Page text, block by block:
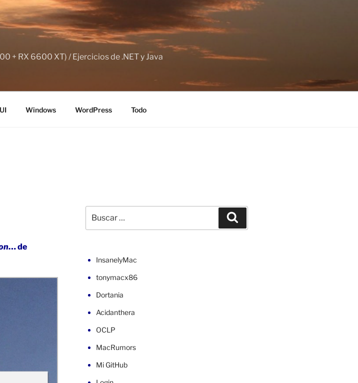
+ RX 6600 XT) / Ejercicios de .NET y Java
Windows WordPress Todo
… de
por:
InsanelyMac
tonymacx86
Dortania
Acidanthera
OCLP
MacRumors
Mi GitHub